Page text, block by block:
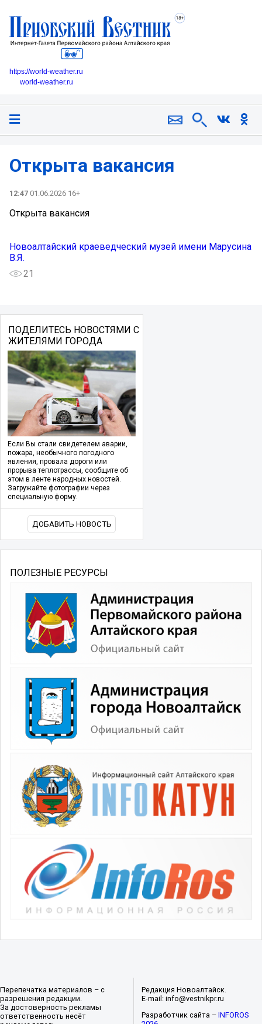
https://world-weather.ru
world-weather.ru
️Открыта вакансия️
12:47 01.06.2026 16+
️Открыта вакансия️
Новоалтайский краеведческий музей имени Марусина
В.Я.
21
ПОДЕЛИТЕСЬ НОВОСТЯМИ С
ЖИТЕЛЯМИ ГОРОДА
Если Вы стали свидетелем аварии,
пожара, необычного погодного
явления, провала дороги или
прорыва теплотрассы, сообщите об
этом в ленте народных новостей.
Загружайте фотографии через
специальную форму.
ДОБАВИТЬ НОВОСТЬ
ПОЛЕЗНЫЕ РЕСУРСЫ
Перепечатка материалов – с
разрешения редакции.
За достоверность рекламы
ответственность несёт
Редакция Новоалтайск.
E-mail: info@vestnikpr.ru
Разработчик сайта –INFOROS